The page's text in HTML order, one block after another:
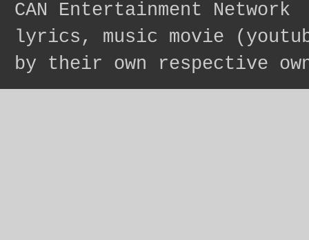
CAN Entertainment Network
lyrics, music movie
by their own respective